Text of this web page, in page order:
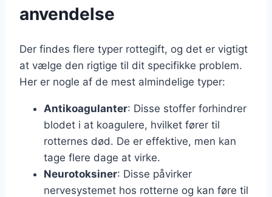
anvendelse
Der findes flere typer rottegift, og det er vigtigt
at vælge den rigtige til dit specifikke problem.
Her er nogle af de mest almindelige typer:
Antikoagulanter: Disse stoffer forhindrer
blodet i at koagulere, hvilket fører til
rotternes død. De er effektive, men kan
tage flere dage at virke.
Neurotoksiner: Disse påvirker
nervesystemet hos rotterne og kan føre til